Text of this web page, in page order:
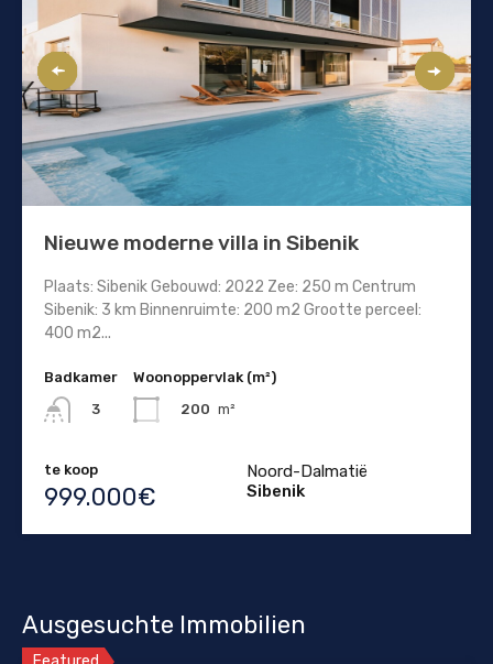
Nieuwe moderne villa in Sibenik
Plaats: Sibenik Gebouwd: 2022 Zee: 250 m Centrum
Sibenik: 3 km Binnenruimte: 200 m2 Grootte perceel:
400 m2...
Badkamer
3
Woonoppervlak (m²)
200 m²
te koop
999.000€
Noord-Dalmatië
Sibenik
Ausgesuchte Immobilien